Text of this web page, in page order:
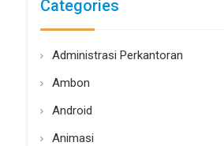
Categories
Administrasi Perkantoran
Ambon
Android
Animasi